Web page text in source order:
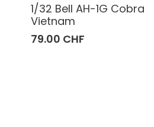
1/32 Bell AH-1G Cobra
Vietnam
79.00 CHF